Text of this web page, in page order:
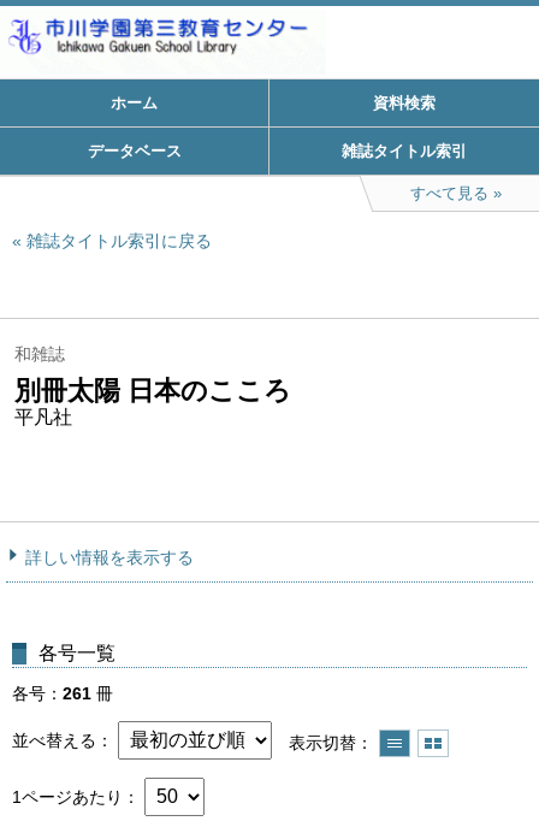
ホーム 資料検索
データベース 雑誌タイトル索引
すべて見る
雑誌タイトル索引に戻る
和雑誌
別冊太陽 日本のこころ
平凡社
詳しい情報を表示する
各号一覧
各号 261 冊
並べ替える 表示切替
1ページあたり